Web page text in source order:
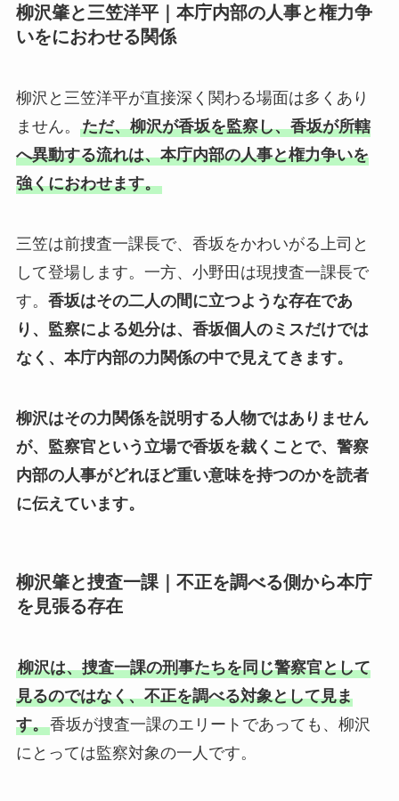
柳沢肇と三笠洋平｜本庁内部の人事と権力争
いをにおわせる関係
柳沢と三笠洋平が直接深く関わる場面は多くあり
ません。 ただ、柳沢が香坂を監察し、香坂が所轄
へ異動する流れは、本庁内部の人事と権力争いを
強くにおわせます。
三笠は前捜査一課長で、香坂をかわいがる上司と
して登場します。一方、小野田は現捜査一課長で
す。 香坂はその二人の間に立つような存在であ
り、監察による処分は、香坂個人のミスだけでは
なく、本庁内部の力関係の中で見えてきます。
柳沢はその力関係を説明する人物ではありません
が、監察官という立場で香坂を裁くことで、警察
内部の人事がどれほど重い意味を持つのかを読者
に伝えています。
柳沢肇と捜査一課｜不正を調べる側から本庁
を見張る存在
柳沢は、捜査一課の刑事たちを同じ警察官として
見るのではなく、不正を調べる対象として見ま
す。香坂が捜査一課のエリートであっても、柳沢
にとっては監察対象の一人です。